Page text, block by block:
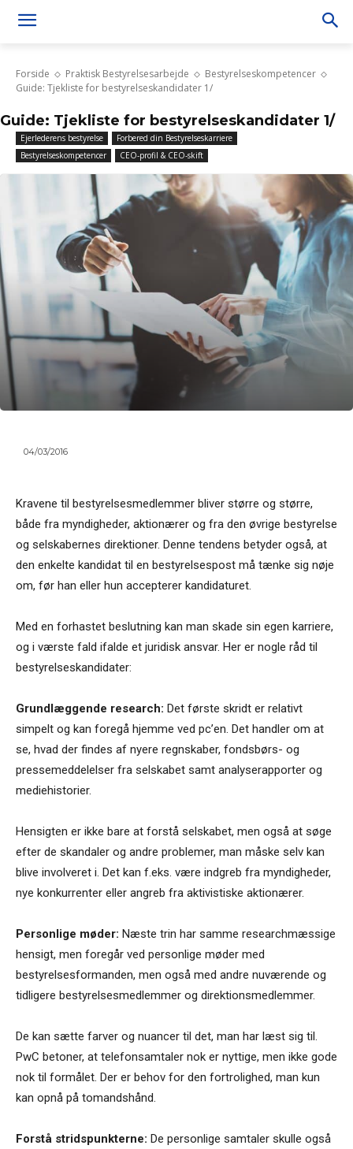
Forside Praktisk Bestyrelsesarbejde
Bestyrelseskompetencer
Guide: Tjekliste for bestyrelseskandidater 1/
Guide: Tjekliste for bestyrelseskandidater 1/
Ejerlederens bestyrelse
Forbered din Bestyrelseskarriere
Bestyrelseskompetencer
CEO-profil & CEO-skift
04/03/2016
Kravene til bestyrelsesmedlemmer bliver større og større,
både fra myndigheder, aktionærer og fra den øvrige bestyrelse
og selskabernes direktioner. Denne tendens betyder også, at
den enkelte kandidat til en bestyrelsespost må tænke sig nøje
om, før han eller hun accepterer kandidaturet.
Med en forhastet beslutning kan man skade sin egen karriere,
og i værste fald ifalde et juridisk ansvar. Her er nogle råd til
bestyrelseskandidater:
Grundlæggende research: Det første skridt er relativt
simpelt og kan foregå hjemme ved pc’en. Det handler om at
se, hvad der findes af nyere regnskaber, fondsbørs- og
pressemeddelelser fra selskabet samt analyserapporter og
mediehistorier.
Hensigten er ikke bare at forstå selskabet, men også at søge
efter de skandaler og andre problemer, man måske selv kan
blive involveret i. Det kan f.eks. være indgreb fra myndigheder,
nye konkurrenter eller angreb fra aktivistiske aktionærer.
Personlige møder: Næste trin har samme researchmæssige
hensigt, men foregår ved personlige møder med
bestyrelsesformanden, men også med andre nuværende og
tidligere bestyrelsesmedlemmer og direktionsmedlemmer.
De kan sætte farver og nuancer til det, man har læst sig til.
PwC betoner, at telefonsamtaler nok er nyttige, men ikke gode
nok til formålet. Der er behov for den fortrolighed, man kun
kan opnå på tomandshånd.
Forstå stridspunkterne: De personlige samtaler skulle også